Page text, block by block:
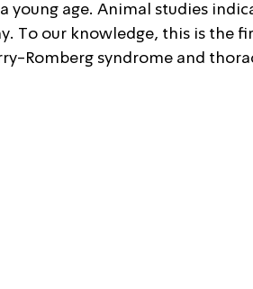
young age. Animal studies
To our knowledge, this is the
Romberg syndrome and